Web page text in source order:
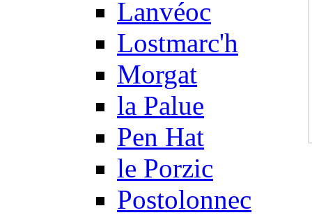
Lanvéoc
Lostmarc'h
Morgat
la Palue
Pen Hat
le Porzic
Postolonnec